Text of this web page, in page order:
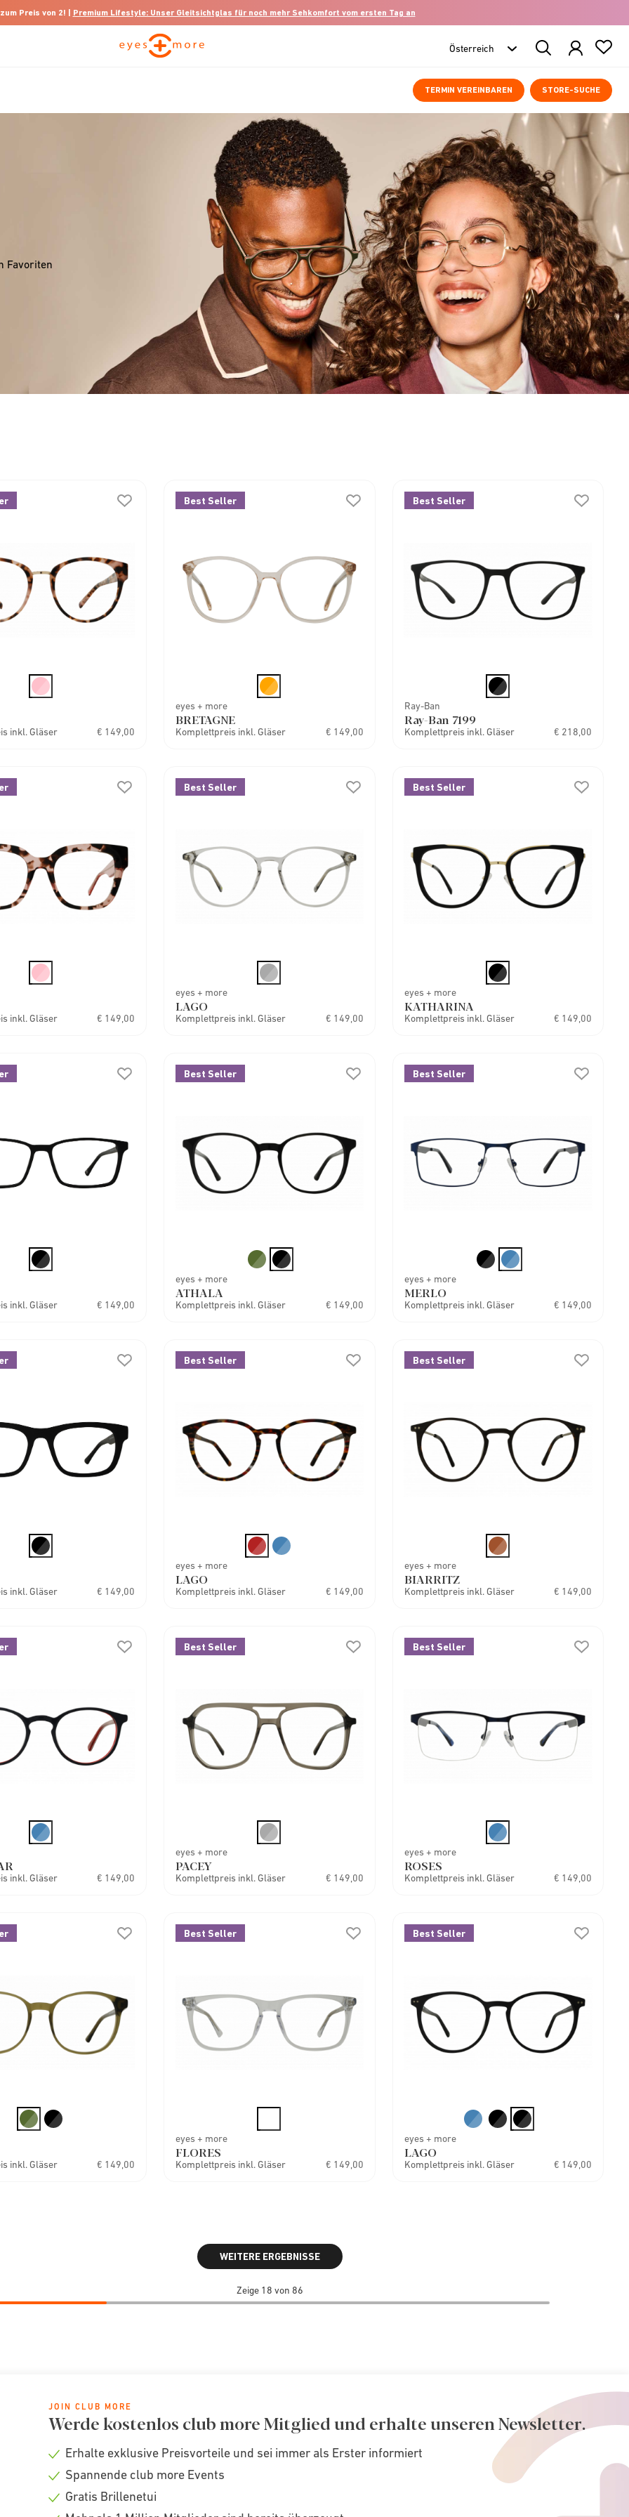
Preis von 2! | Premium Lifestyle: Unser Gleitsichtglas für noch mehr Sehkomfort vom ersten Tag an
Search
Products
TERMIN VEREINBAREN STORE-SUCHE
Favoriten
inkl. Gläser € 149,00
Best Seller
eyes + more
BRETAGNE
Komplettpreis inkl. Gläser € 149,00
Best Seller
Ray-Ban
Ray-Ban 7199
Komplettpreis inkl. Gläser € 218,00
inkl. Gläser € 149,00
Best Seller
eyes + more
LAGO
Komplettpreis inkl. Gläser € 149,00
Best Seller
eyes + more
KATHARINA
Komplettpreis inkl. Gläser € 149,00
inkl. Gläser € 149,00
Best Seller
eyes + more
ATHALA
Komplettpreis inkl. Gläser € 149,00
Best Seller
eyes + more
MERLO
Komplettpreis inkl. Gläser € 149,00
inkl. Gläser € 149,00
Best Seller
eyes + more
LAGO
Komplettpreis inkl. Gläser € 149,00
Best Seller
eyes + more
BIARRITZ
Komplettpreis inkl. Gläser € 149,00
inkl. Gläser € 149,00
Best Seller
eyes + more
PACEY
Komplettpreis inkl. Gläser € 149,00
Best Seller
eyes + more
ROSES
Komplettpreis inkl. Gläser € 149,00
inkl. Gläser € 149,00
Best Seller
eyes + more
FLORES
Komplettpreis inkl. Gläser € 149,00
Best Seller
eyes + more
LAGO
Komplettpreis inkl. Gläser € 149,00
WEITERE ERGEBNISSE
Zeige 18 von 86
JOIN CLUB MORE
Werde kostenlos club more Mitglied und erhalte unseren Newsletter.
Check
Erhalte exklusive Preisvorteile und sei immer als Erster informiert
Check
Spannende club more Events
Check
Gratis Brillenetui